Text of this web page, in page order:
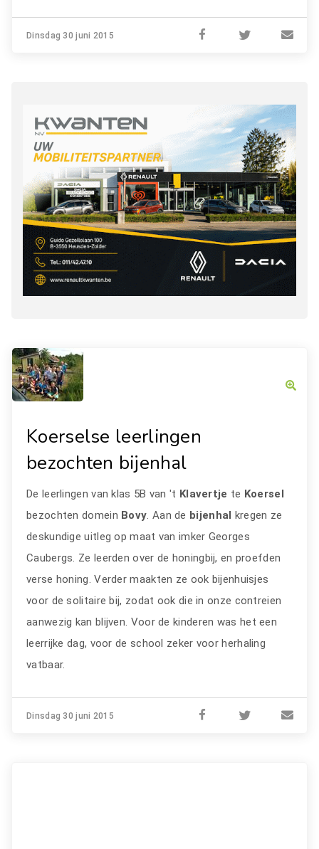
Dinsdag 30 juni 2015
Koerselse leerlingen
bezochten bijenhal
De leerlingen van klas 5B van 't Klavertje te Koersel
bezochten domein Bovy. Aan de bijenhal kregen ze
deskundige uitleg op maat van imker Georges
Caubergs. Ze leerden over de honingbij, en proefden
verse honing. Verder maakten ze ook bijenhuisjes
voor de solitaire bij, zodat ook die in onze contreien
aanwezig kan blijven. Voor de kinderen was het een
leerrijke dag, voor de school zeker voor herhaling
vatbaar.
Dinsdag 30 juni 2015